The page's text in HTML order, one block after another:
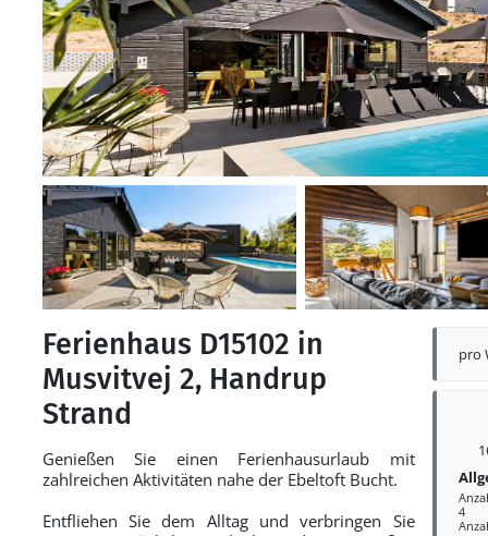
pro
4
Ferienhaus D15102 in
Musvitvej 2, Handrup
Strand
Genießen Sie einen Ferienhausurlaub mit
zahlreichen Aktivitäten nahe der Ebeltoft Bucht.
Entfliehen Sie dem Alltag und verbringen Sie